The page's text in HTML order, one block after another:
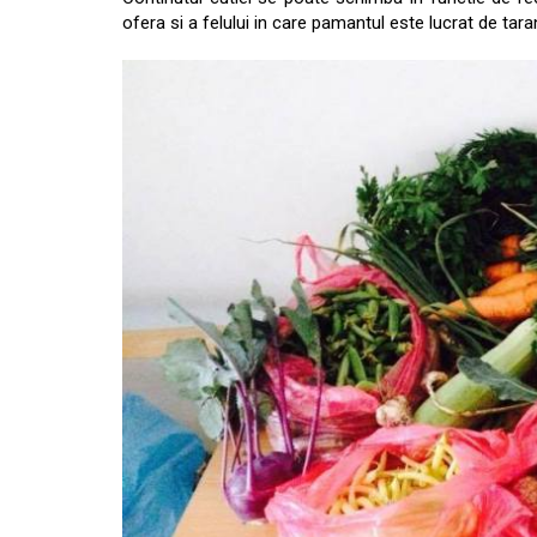
ofera si a felului in care pamantul este lucrat de